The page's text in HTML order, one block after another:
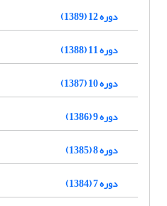
دوره 12 (1389)
دوره 11 (1388)
دوره 10 (1387)
دوره 9 (1386)
دوره 8 (1385)
دوره 7 (1384)